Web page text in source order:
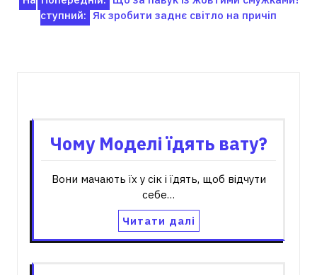
записів
ступний: Як зробити заднє світло на причіп
Чому Моделі їдять вату?
Вони мачають їх у сік і їдять, щоб відчути
себе…
Читати далі